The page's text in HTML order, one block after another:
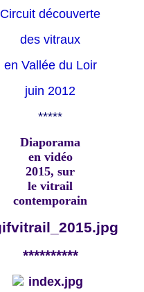
Circuit découverte
des vitraux
en Vallée du Loir
juin 2012
*****
Diaporama
en vidéo
2015, sur
le vitrail
contemporain
**********